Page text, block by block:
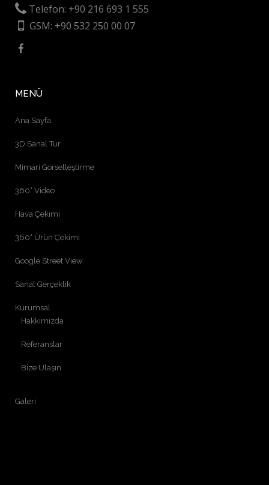
Telefon: +90 216 693 1 555
GSM: +90 532 250 00 07
MENÜ
Ana Sayfa
3D Sanal Tur
Mimari Görselleştirme
360° Video
Hava Çekimi
360° Ürün Çekimi
Google Street View
Sanal Gerçeklik
Kurumsal
Hakkımızda
Referanslar
Bize Ulaşın
Galeri